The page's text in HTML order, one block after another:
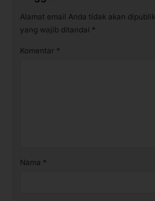
Alamat email Anda tidak akan
yang wajib ditandai *
Komentar *
Nama *